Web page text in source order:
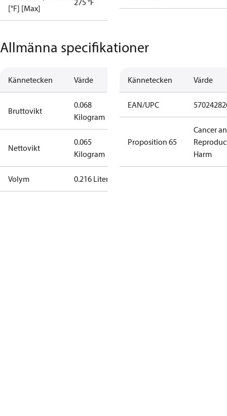
[°F] [Max]
275 °F
Allmänna specifikationer
Kännetecken Värde
Bruttovikt
0.068
Kilogram
Nettovikt
0.065
Kilogram
Volym 0.216 Liter
Kännetecken Värde
EAN/UPC
Proposition 65
Cancer
Harm